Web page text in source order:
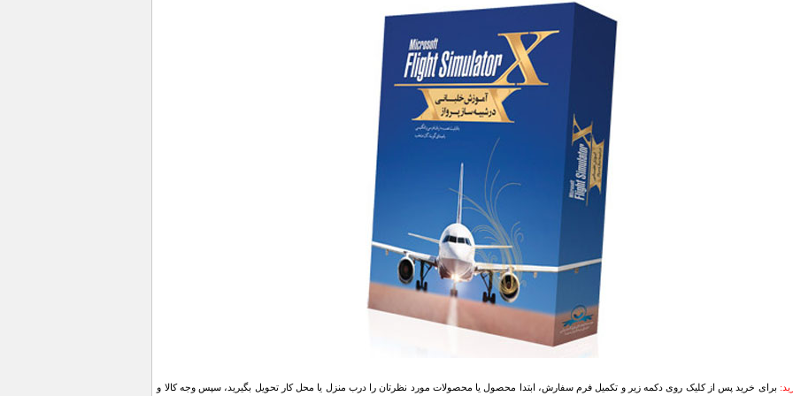
برای خرید پس از کلیک روی دکمه زیر و تکمیل فرم سفارش، ابتدا محصول یا محصولات مورد نظرتان را درب منزل یا محل کار تحویل بگیرید، سپس وجه کالا و